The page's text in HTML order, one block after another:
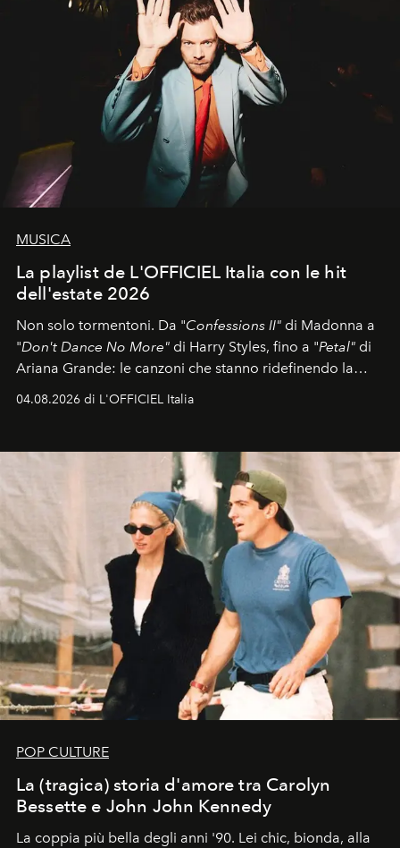
MUSICA
La playlist de L'OFFICIEL Italia con le hit
dell'estate 2026
Non solo tormentoni. Da "Confessions II" di Madonna a
"Don't Dance No More" di Harry Styles, fino a "Petal" di
Ariana Grande: le canzoni che stanno ridefinendo la
colonna sonora della stagione.
04.08.2026 di L'OFFICIEL Italia
POP CULTURE
La (tragica) storia d'amore tra Carolyn
Bessette e John John Kennedy
La coppia più bella degli anni '90. Lei chic, bionda, alla